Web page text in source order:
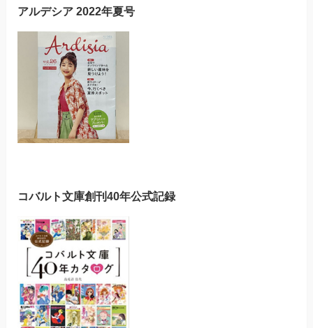
アルデシア 2022年夏号
コバルト文庫創刊40年公式記録